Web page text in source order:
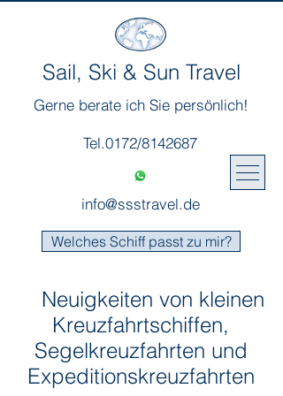
Sail, Ski & Sun Travel
Gerne berate ich Sie persönlich!
Tel.0172/8142687
info@ssstravel.de
Welches Schiff passt zu mir?
Neuigkeiten von kleinen
Kreuzfahrtschiffen,
Segelkreuzfahrten und
Expeditionskreuzfahrten